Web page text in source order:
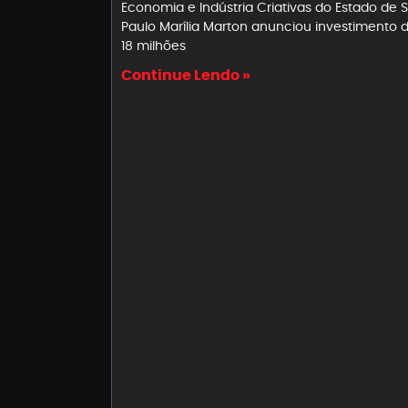
Economia e Indústria Criativas do Estado de
Paulo Marília Marton anunciou investimento
18 milhões
Continue Lendo »